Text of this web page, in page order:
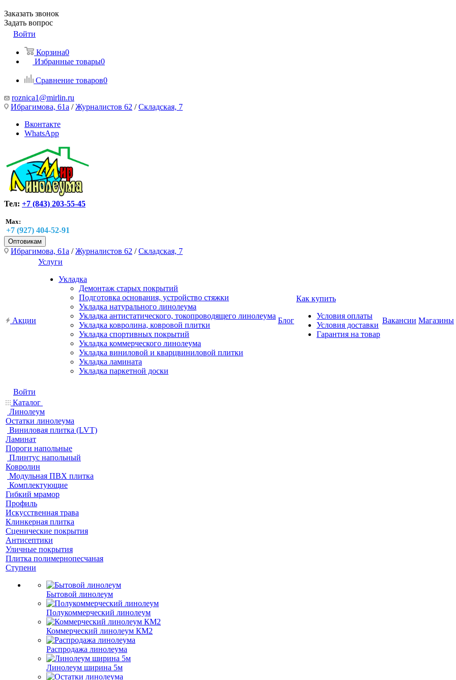
Заказать звонок
Задать вопрос
Войти
Корзина0
Избранные товары0
Сравнение товаров0
roznica1@mirlin.ru
Ибрагимова, 61а /Журналистов 62 /Складская, 7
Вконтакте
WhatsApp
Тел: +7 (843) 203-55-45
Max:
+7 (927) 404-52-91
Оптовикам
Ибрагимова, 61а /Журналистов 62 /Складская, 7
Акции
Услуги
Укладка
Демонтаж старых покрытий
Подготовка основания, устройство стяжки
Укладка натурального линолеума
Укладка антистатического, токопроводящего линолеума
Укладка ковролина, ковровой плитки
Укладка спортивных покрытий
Укладка коммерческого линолеума
Укладка виниловой и кварцвиниловой плитки
Укладка ламината
Укладка паркетной доски
Блог
Как купить
Условия оплаты
Условия доставки
Гарантия на товар
Вакансии Магазины
Войти
Каталог
Линолеум
Остатки линолеума
Виниловая плитка (LVT)
Ламинат
Пороги напольные
Плинтус напольный
Ковролин
Модульная ПВХ плитка
Комплектующие
Гибкий мрамор
Профиль
Искусственная трава
Клинкерная плитка
Сценические покрытия
Антисептики
Уличные покрытия
Плитка полимернопесчаная
Ступени
Бытовой линолеум
Полукоммерческий линолеум
Коммерческий линолеум КМ2
Распродажа линолеума
Линолеум ширина 5м